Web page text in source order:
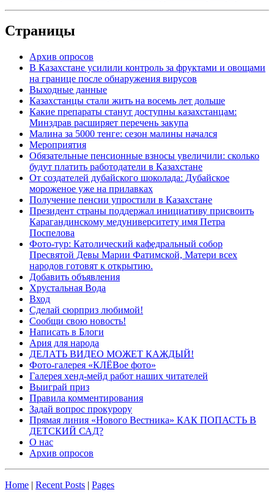
Страницы
Архив опросов
В Казахстане усилили контроль за фруктами и овощами
на границе после обнаружения вирусов
Выходные данные
Казахстанцы стали жить на восемь лет дольше
Какие препараты станут доступны казахстанцам:
Минздрав расширяет перечень закупа
Малина за 5000 тенге: сезон малины начался
Мероприятия
Обязательные пенсионные взносы увеличили: сколько
будут платить работодатели в Казахстане
От создателей дубайского шоколада: Дубайское
мороженое уже на прилавках
Получение пенсии упростили в Казахстане
Президент страны поддержал инициативу присвоить
Карагандинскому медуниверситету имя Петра
Поспелова
Фото-тур: Католический кафедральный собор
Пресвятой Девы Марии Фатимской, Матери всех
народов готовят к открытию.
Добавить объявления
Хрустальная Вода
Вход
Сделай сюрприз любимой!
Сообщи свою новость!
Написать в Блоги
Ария для народа
ДЕЛАТЬ ВИДЕО МОЖЕТ КАЖДЫЙ!
Фото-галерея «КЛЁВое фото»
Галерея хенд-мейд работ наших читателей
Выиграй приз
Правила комментирования
Задай вопрос прокурору
Прямая линия «Нового Вестника» КАК ПОПАСТЬ В
ДЕТСКИЙ САД?
О нас
Архив опросов
Home | Recent Posts | Pages